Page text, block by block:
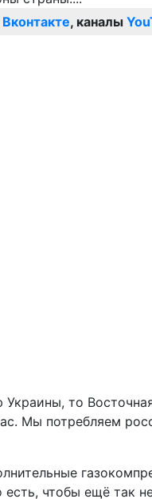
Вконтакте, каналы
то
Мы потребляем
чтобы ещё так